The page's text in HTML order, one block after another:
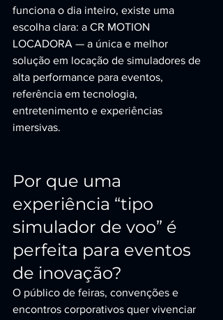
funciona o dia inteiro, existe uma
escolha clara: a CR MOTION
LOCADORA — a única e melhor
solução em locação de simuladores de
alta performance para eventos,
referência em tecnologia,
entretenimento e experiências
imersivas.
Por que uma
experiência “tipo
simulador de voo” é
perfeita para eventos
de inovação?
O público de feiras, convenções e
encontros corporativos quer vivenciar